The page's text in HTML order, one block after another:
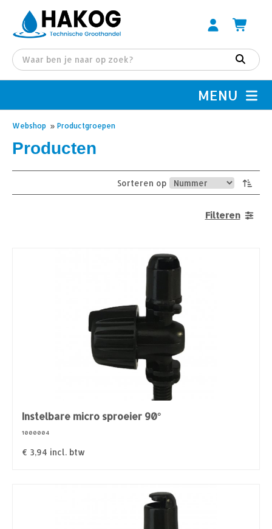
MENU
Webshop » Productgroepen
Producten
Sorteren op
Filteren
Instelbare micro sproeier 90°
1000004
€ 3,94 incl. btw